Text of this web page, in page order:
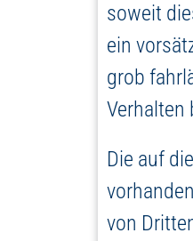
soweit
ein
grob
Verhalten
Die auf
von